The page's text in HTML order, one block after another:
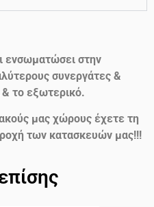
ενσωματώσει στην
συνεργάτες &
το εξωτερικό.
μας χώρους έχετε τη
των κατασκευών μας!!!